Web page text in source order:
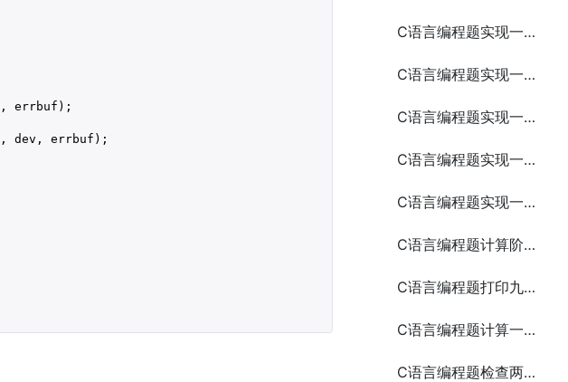
, errbuf);
, dev, errbuf);
C语言编程题实现一个简易的扫雷游戏
C语言编程题实现一个简易的聊天室
C语言编程题实现一个简易的俄罗斯方块游戏
C语言编程题实现一个简易的图书管理系统
C语言编程题实现一个简易的任务管理系统
C语言编程题计算阶乘5种方法
C语言编程题打印九九乘法表
C语言编程题计算一个整数的各位数字之和
C语言编程题检查两个数组是否相等